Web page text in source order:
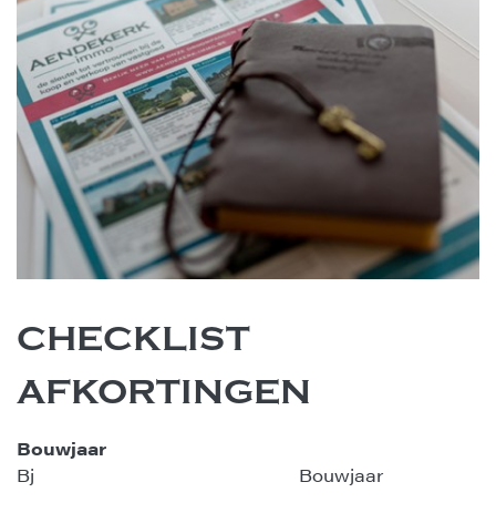
CHECKLIST
AFKORTINGEN
Bouwjaar
Bj
Bouwjaar